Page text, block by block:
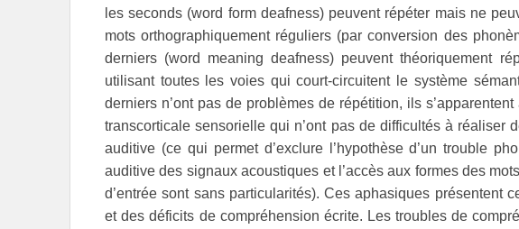
les seconds (word form deafness) peuvent répéter mais ne
mots orthographiquement réguliers (par conversion des
derniers (word meaning deafness) peuvent théoriquement
utilisant toutes les voies qui court-circuitent le système
derniers n’ont pas de problèmes de répétition, ils
transcorticale sensorielle qui n’ont pas de difficultés à réaliser
auditive (ce qui permet d’exclure l’hypothèse d’un trouble
auditive des signaux acoustiques et l’accès aux formes des
d’entrée sont sans particularités). Ces aphasiques présentent
et des déficits de compréhension écrite. Les troubles de